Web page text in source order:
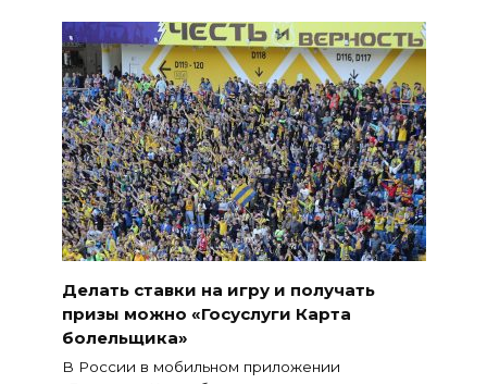
Делать ставки на игру и получать
призы можно «Госуслуги Карта
болельщика»
В России в мобильном приложении